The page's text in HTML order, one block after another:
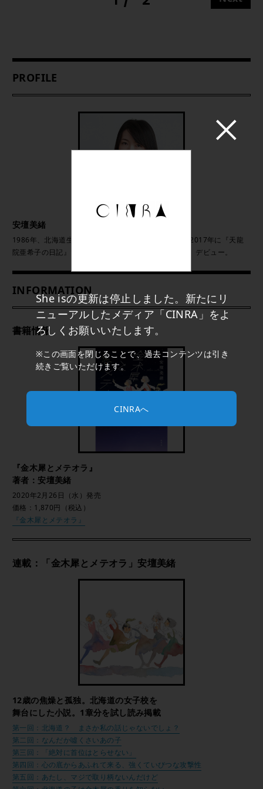
She isの更新は停止しました。新たにリ
ニューアルしたメディア「CINRA」をよ
ろしくお願いいたします。
※この画面を閉じることで、過去コンテンツは引き
続きご覧いただけます。
CINRAへ
PROFILE
安壇美緒
1986年、北海道生まれ。早稲田大学第二文学部卒業。2017年に『天龍
院亜希子の日記』で第30回小説すばる新人賞を受賞し、デビュー。
INFORMATION
書籍情報
『金木犀とメテオラ』
著者：安壇美緒
2020年2月26日（水）発売
価格：1,870円（税込）
『金木犀とメテオラ』
連載：「金木犀とメテオラ」安壇美緒
12歳の焦燥と孤独。北海道の女子校を
舞台にした小説。1章分を試し読み掲載
第一回：北海道？ まさか私の話じゃないでしょ？
第二回：なんだか噓くさいあの子
第三回：「絶対に首位はとらせない」
第四回：心の底からあふれて来る、強くていびつな攻撃性
第五回：あたし、マジで取り柄ないんだけど